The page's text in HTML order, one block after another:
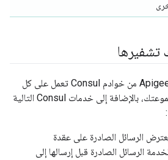
تشفيرها
تتألف شبكة خدمة Apigee mTLS من خوادم Consul تعمل على كل
عقدة ZooKeeper في مجموعتك، بالإضافة إلى خدمات Consul التالية
الرسائل الصادرة على عقدة
الرسائل الصادرة قبل إرسالها إلى